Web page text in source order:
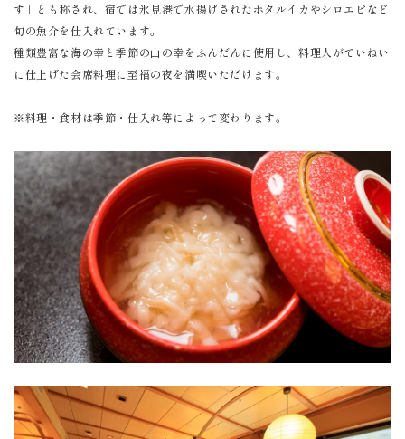
す」とも称され、宿では氷見港で水揚げされたホタルイカやシロエビなど
旬の魚介を仕入れています。
種類豊富な海の幸と季節の山の幸をふんだんに使用し、料理人がていねい
に仕上げた会席料理に至福の夜を満喫いただけます。
※料理・食材は季節・仕入れ等によって変わります。